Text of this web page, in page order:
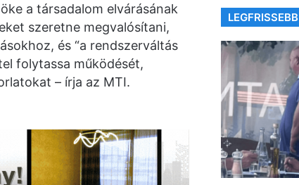
a társadalom elvárásának
szeretne megvalósítani,
és “a rendszerváltás
folytassa működését,
– írja az MTI.
LEGFRISSEBB